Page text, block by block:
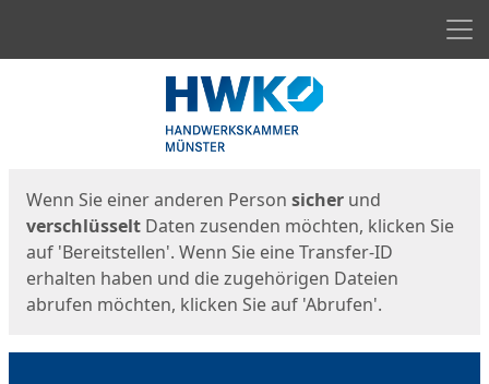
Wenn Sie einer anderen Person sicher und
verschlüsselt Daten zusenden möchten, klicken Sie
auf 'Bereitstellen'. Wenn Sie eine Transfer-ID
erhalten haben und die zugehörigen Dateien
abrufen möchten, klicken Sie auf 'Abrufen'.